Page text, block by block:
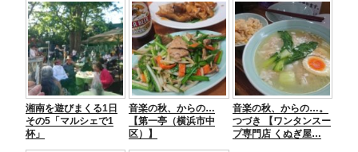
湘南を遊びまくる1日
その5「マルシェで1
杯」
音楽の秋、からの…
【第一亭（横浜市中
区）】
音楽の秋、からの…。
つづき 【ワンタンスー
プ専門店 くぬぎ屋…